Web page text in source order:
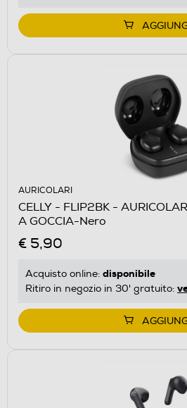
AURICOLARI
CELLY - FLIP2BK -
A GOCCIA-Nero
€ 5,90
Acquisto online: disponibile
Ritiro in negozio in 30' gratuito: